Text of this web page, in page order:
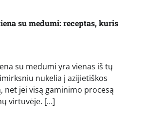
su medumi: receptas, kuris
su medumi yra vienas iš tų
nukelia į azijietiškos
net jei visą gaminimo procesą
virtuvėje. […]